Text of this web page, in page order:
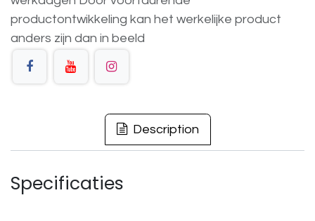
productontwikkeling kan het werkelijke product
anders zijn dan in beeld
Description
Specificaties